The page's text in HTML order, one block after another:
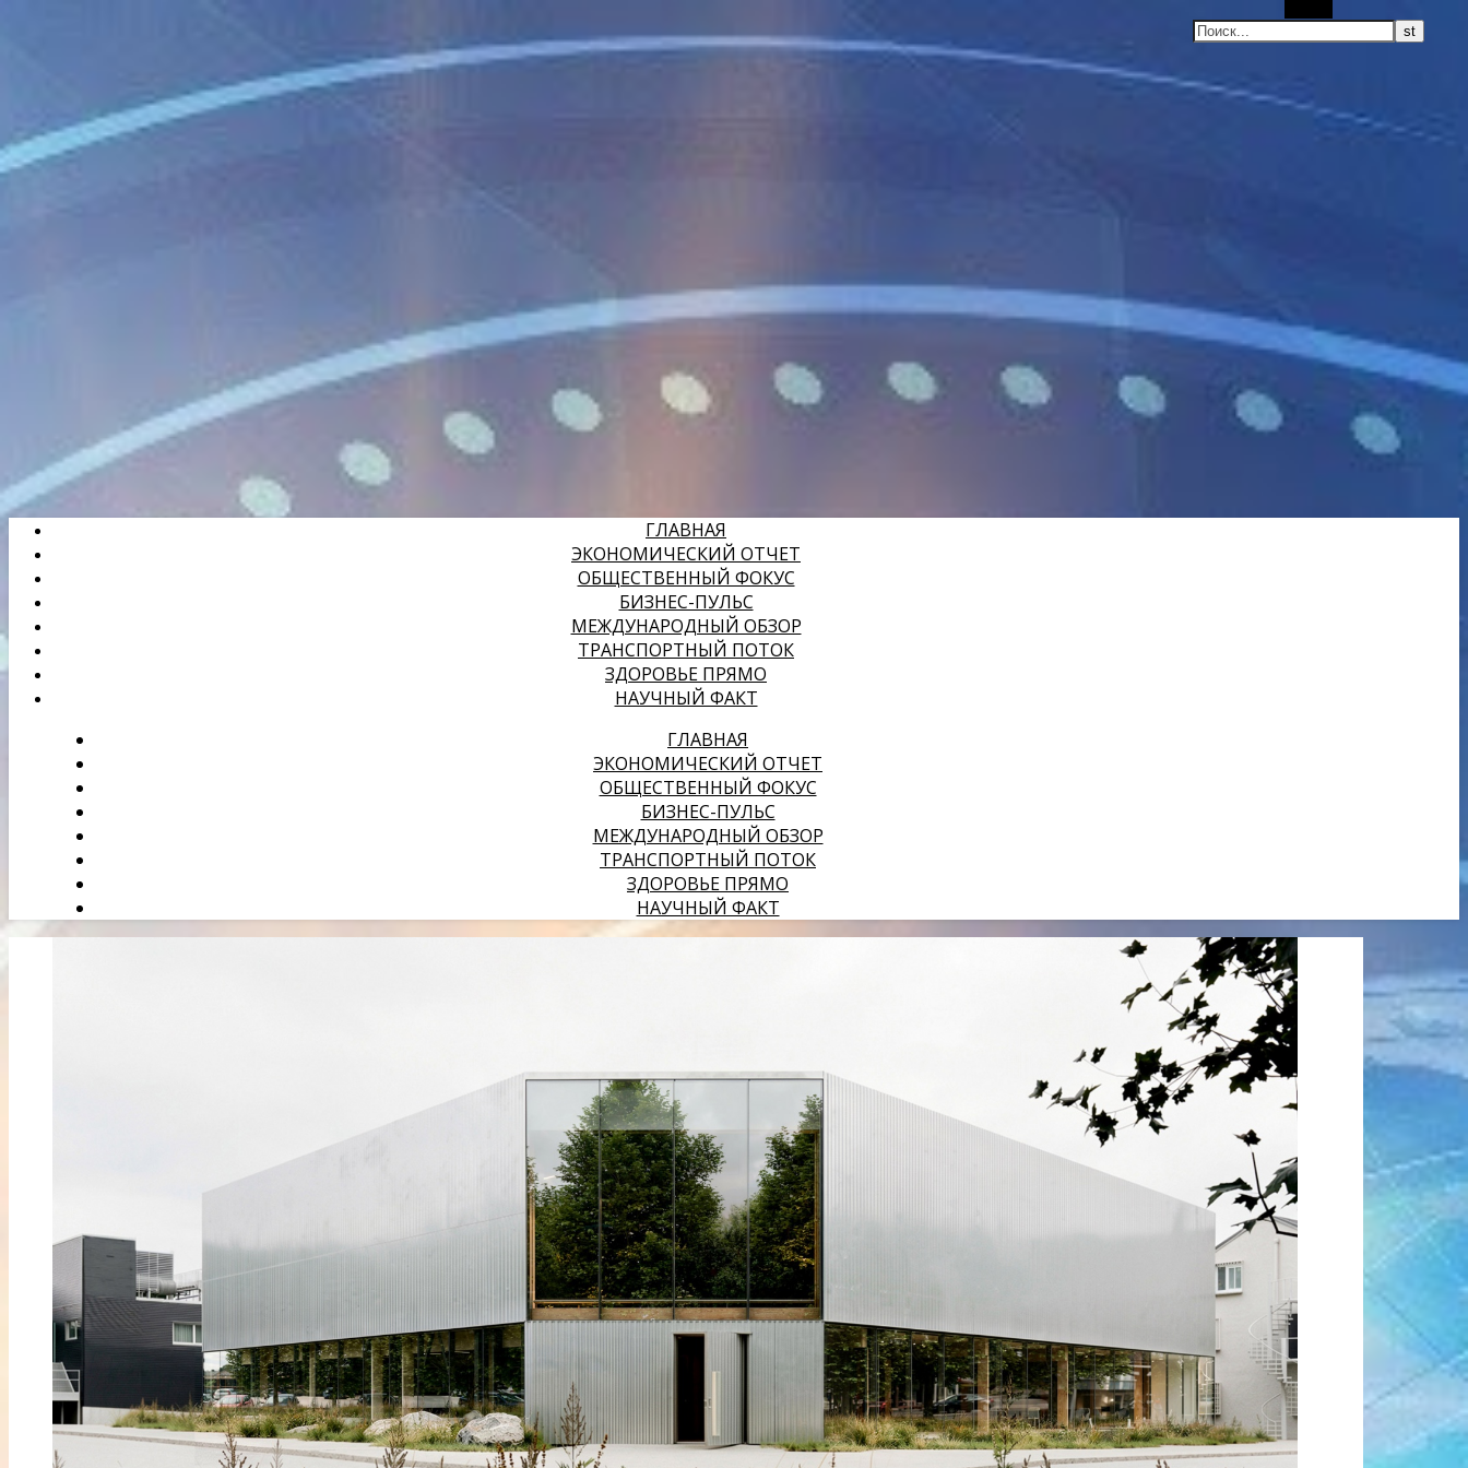
ГЛАВНАЯ
ЭКОНОМИЧЕСКИЙ ОТЧЕТ
ОБЩЕСТВЕННЫЙ ФОКУС
БИЗНЕС-ПУЛЬС
МЕЖДУНАРОДНЫЙ ОБЗОР
ТРАНСПОРТНЫЙ ПОТОК
ЗДОРОВЬЕ ПРЯМО
НАУЧНЫЙ ФАКТ
ГЛАВНАЯ
ЭКОНОМИЧЕСКИЙ ОТЧЕТ
ОБЩЕСТВЕННЫЙ ФОКУС
БИЗНЕС-ПУЛЬС
МЕЖДУНАРОДНЫЙ ОБЗОР
ТРАНСПОРТНЫЙ ПОТОК
ЗДОРОВЬЕ ПРЯМО
НАУЧНЫЙ ФАКТ